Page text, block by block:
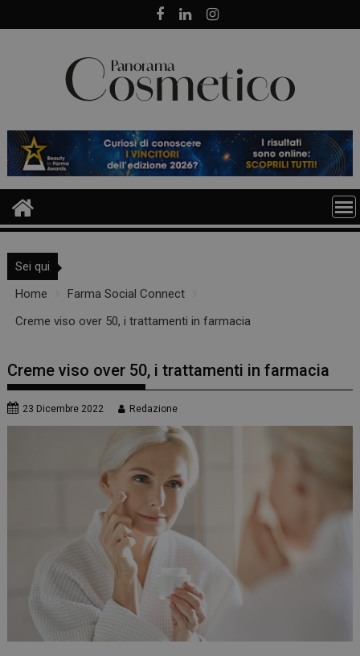
to
Sei qui
Home
Farma Social Connect
Creme viso over 50, i trattamenti in farmacia
Creme viso over 50, i trattamenti in farmacia
23 Dicembre 2022 Redazione